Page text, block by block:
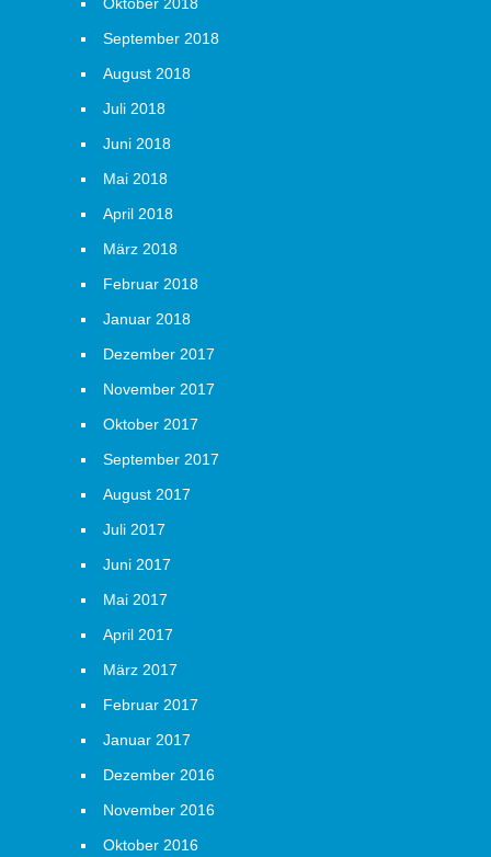
September 2018
August 2018
Juli 2018
Juni 2018
Mai 2018
April 2018
März 2018
Februar 2018
Januar 2018
Dezember 2017
November 2017
Oktober 2017
September 2017
August 2017
Juli 2017
Juni 2017
Mai 2017
April 2017
März 2017
Februar 2017
Januar 2017
Dezember 2016
November 2016
Oktober 2016